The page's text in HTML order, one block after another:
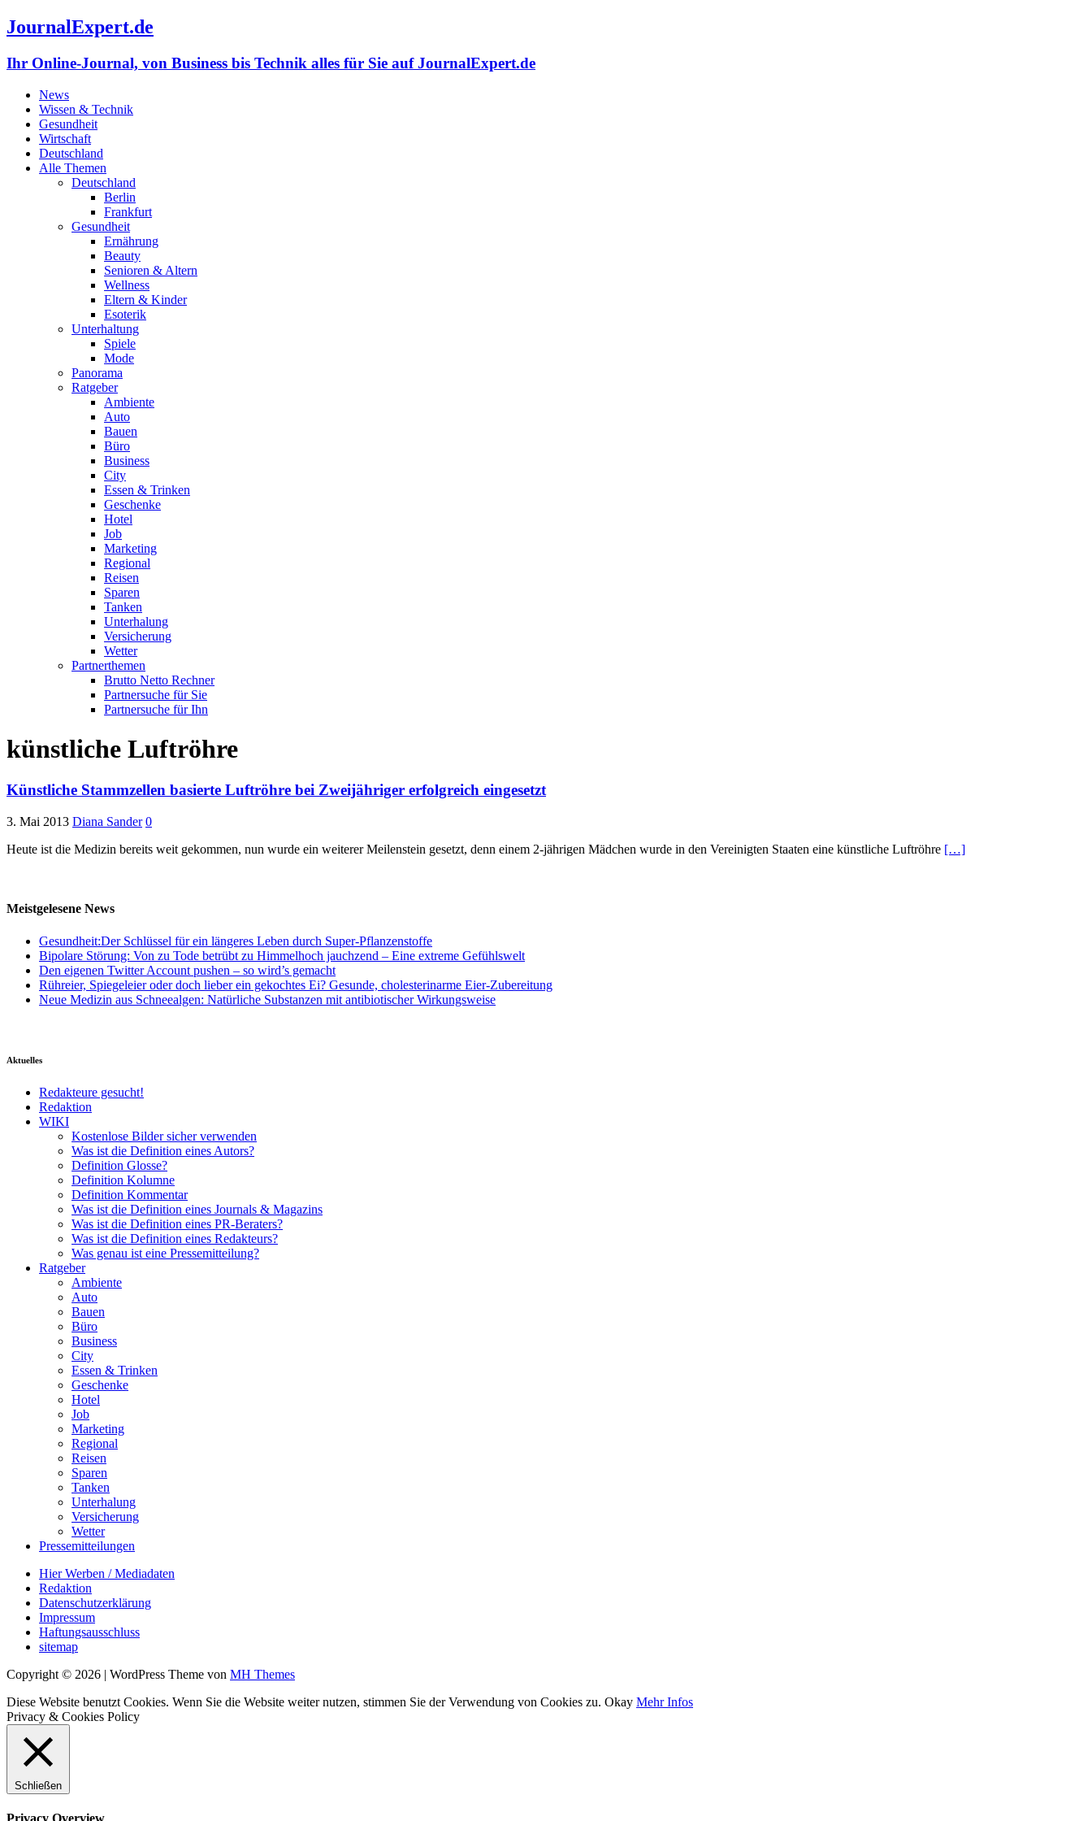
JournalExpert.de
Ihr Online-Journal, von Business bis Technik alles für Sie auf JournalExpert.de
News
Wissen & Technik
Gesundheit
Wirtschaft
Deutschland
Alle Themen
Deutschland
Berlin
Frankfurt
Gesundheit
Ernährung
Beauty
Senioren & Altern
Wellness
Eltern & Kinder
Esoterik
Unterhaltung
Spiele
Mode
Panorama
Ratgeber
Ambiente
Auto
Bauen
Büro
Business
City
Essen & Trinken
Geschenke
Hotel
Job
Marketing
Regional
Reisen
Sparen
Tanken
Unterhalung
Versicherung
Wetter
Partnerthemen
Brutto Netto Rechner
Partnersuche für Sie
Partnersuche für Ihn
künstliche Luftröhre
Künstliche Stammzellen basierte Luftröhre bei Zweijähriger erfolgreich eingesetzt
3. Mai 2013 Diana Sander 0
Heute ist die Medizin bereits weit gekommen, nun wurde ein weiterer Meilenstein gesetzt, denn einem 2-jährigen Mädchen wurde in den Vereinigten Staaten eine künstliche Luftröhre […]
Meistgelesene News
Gesundheit:Der Schlüssel für ein längeres Leben durch Super-Pflanzenstoffe
Bipolare Störung: Von zu Tode betrübt zu Himmelhoch jauchzend – Eine extreme Gefühlswelt
Den eigenen Twitter Account pushen – so wird’s gemacht
Rühreier, Spiegeleier oder doch lieber ein gekochtes Ei? Gesunde, cholesterinarme Eier-Zubereitung
Neue Medizin aus Schneealgen: Natürliche Substanzen mit antibiotischer Wirkungsweise
Aktuelles
Redakteure gesucht!
Redaktion
WIKI
Kostenlose Bilder sicher verwenden
Was ist die Definition eines Autors?
Definition Glosse?
Definition Kolumne
Definition Kommentar
Was ist die Definition eines Journals & Magazins
Was ist die Definition eines PR-Beraters?
Was ist die Definition eines Redakteurs?
Was genau ist eine Pressemitteilung?
Ratgeber
Ambiente
Auto
Bauen
Büro
Business
City
Essen & Trinken
Geschenke
Hotel
Job
Marketing
Regional
Reisen
Sparen
Tanken
Unterhalung
Versicherung
Wetter
Pressemitteilungen
Hier Werben / Mediadaten
Redaktion
Datenschutzerklärung
Impressum
Haftungsausschluss
sitemap
Copyright © 2026 | WordPress Theme von MH Themes
Diese Website benutzt Cookies. Wenn Sie die Website weiter nutzen, stimmen Sie der Verwendung von Cookies zu. Okay Mehr Infos
Privacy & Cookies Policy
Schließen
Privacy Overview